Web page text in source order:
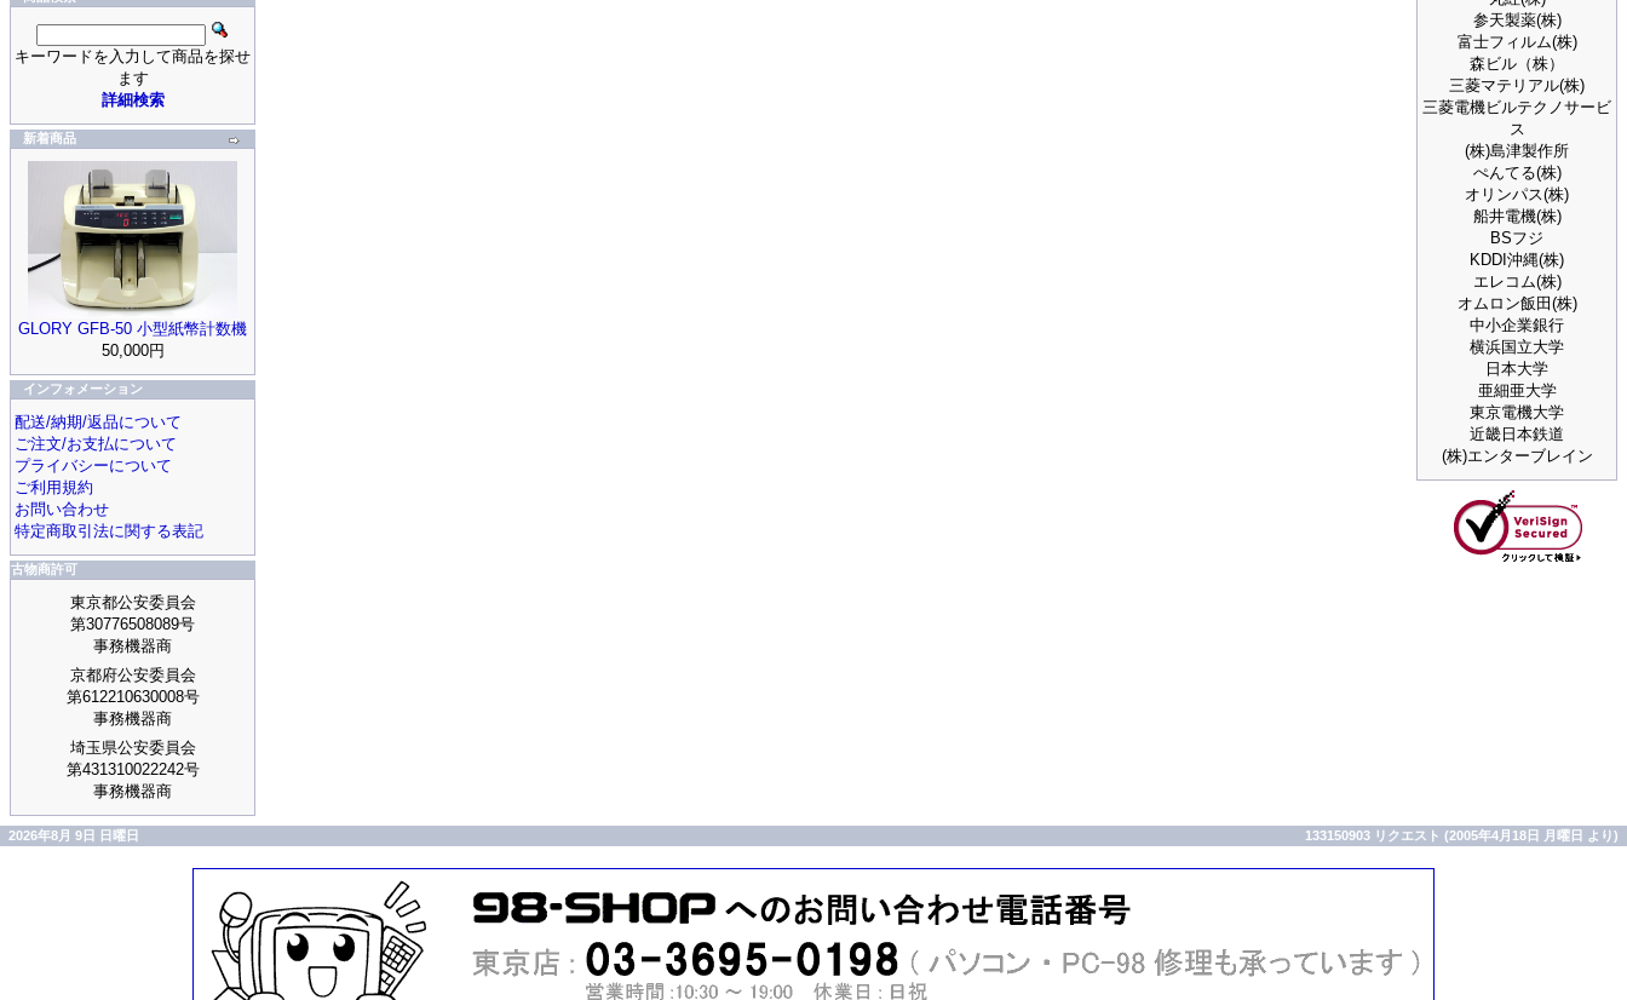
キーワードを入力して商品を探せ
ます
詳細検索
新着商品
GLORY GFB-50 小型紙幣計数機
50,000円
インフォメーション
配送/納期/返品について
ご注文/お支払について
プライバシーについて
ご利用規約
お問い合わせ
特定商取引法に関する表記
古物商許可
東京都公安委員会
第30776508089号
事務機器商
京都府公安委員会
第612210630008号
事務機器商
埼玉県公安委員会
第431310022242号
事務機器商
参天製薬(株)
富士フィルム(株)
森ビル（株）
三菱マテリアル(株)
三菱電機ビルテクノサービ
ス
(株)島津製作所
ぺんてる(株)
オリンパス(株)
船井電機(株)
BSフジ
KDDI沖縄(株)
エレコム(株)
オムロン飯田(株)
中小企業銀行
横浜国立大学
日本大学
亜細亜大学
東京電機大学
近畿日本鉄道
(株)エンターブレイン
2026年8月 9日 日曜日 133150903 リクエスト (2005年4月18日 月曜日 より)